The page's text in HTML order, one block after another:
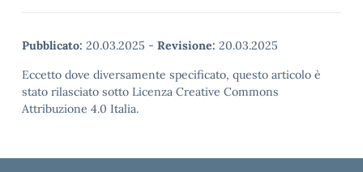
Pubblicato: 20.03.2025 - Revisione: 20.03.2025
Eccetto dove diversamente specificato, questo articolo è
stato rilasciato sotto Licenza Creative Commons
Attribuzione 4.0 Italia.